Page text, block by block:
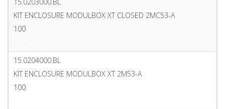
KIT ENCLOSURE MODULBOX XT CLOSED 2MC53-A
100
15.0204000.BL
KIT ENCLOSURE MODULBOX XT 2M53-A
100